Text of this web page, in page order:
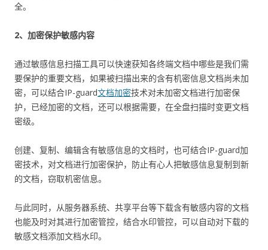
全。
2、加密保护敏感内容
通过敏感信息扫描工具可以快速获知各终端文档中哪些是我们需
要保护的重要文档，如果被扫描出来的含有机密信息文档尚未加
密，可以结合IP-guard文档加密技术对未加密文档进行加密保
护，已经加密的文档，还可以根据需要，在全盘扫描时变更文档
密级。
创建、复制、编辑含有敏感信息的文档时，也可结合IP-guard加
密技术，对文档进行加密保护，防止有心人把敏感信息复制到新
的文档，窃取机密信息。
与此同时，从服务器系统、共享平台等下载含有敏感内容的文档
也能及时对其进行加密管控，结合水印管控，可以自动对下载的
敏感文档添加文档水印。